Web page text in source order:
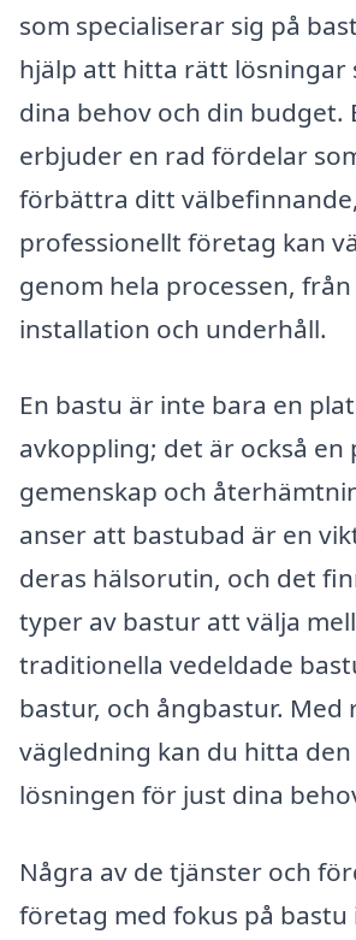
som specialiserar sig på
hjälp att hitta rätt lösningar
dina behov och din budget.
erbjuder en rad fördelar
förbättra ditt
professionellt företag kan
genom hela processen,
installation och underhåll.
En bastu är inte bara en
avkoppling; det är också en
gemenskap och
anser att bastubad är en
deras hälsorutin, och det
typer av bastur att välja
traditionella vedeldade
bastur, och ångbastur. Med
vägledning kan du hitta den
lösningen för just dina
Några av de tjänster och
företag med fokus på bastu